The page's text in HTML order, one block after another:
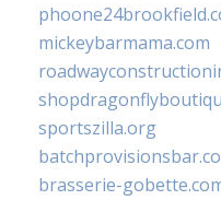
mickeybarmama.com
sportszilla.org
brasserie-